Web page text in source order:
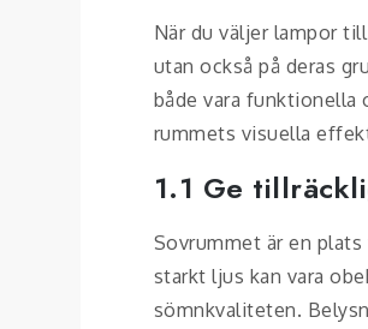
När du väljer lampor
utan också på deras
både vara
rummets visuella
1.1 Ge
Sovrummet är en
starkt ljus kan vara
sömnkvaliteten.